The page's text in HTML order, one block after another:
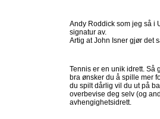
Andy Roddick som jeg så i
signatur av.
Artig at John Isner gjør det
Tennis er en unik idrett. Så
bra ønsker du å spille mer
du spilt dårlig vil du ut på
overbevise deg selv (og
avhengighetsidrett.